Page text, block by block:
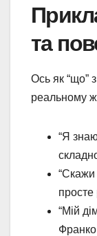
та
Ось як “що”
реальному
“Я
просте
“Мій